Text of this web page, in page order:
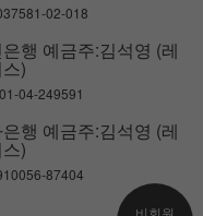
02-018
행 예금주:김석영 (레
)
04-249591
행 예금주:김석영 (레
)
87404
비회원